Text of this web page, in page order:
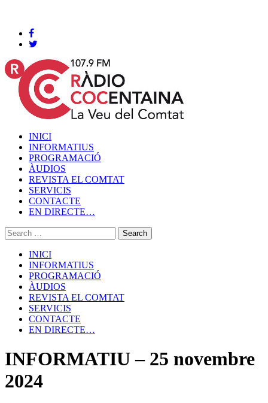
INICI
INFORMATIUS
PROGRAMACIÓ
ÀUDIOS
REVISTA EL COMTAT
SERVICIS
CONTACTE
EN DIRECTE…
INICI
INFORMATIUS
PROGRAMACIÓ
ÀUDIOS
REVISTA EL COMTAT
SERVICIS
CONTACTE
EN DIRECTE…
INFORMATIU – 25 novembre
2024